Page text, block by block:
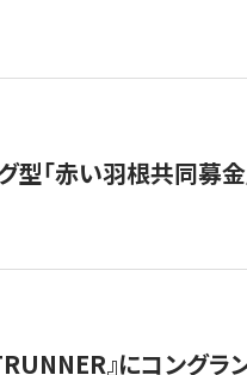
型「赤い羽根共同
』にコングラ